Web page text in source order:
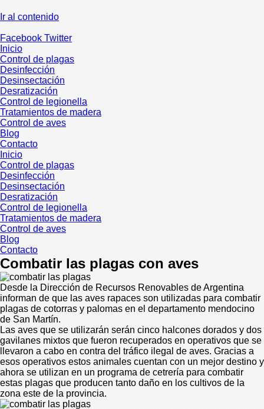
Ir al contenido
Facebook Twitter
Inicio
Control de plagas
Desinfección
Desinsectación
Desratización
Control de legionella
Tratamientos de madera
Control de aves
Blog
Contacto
Inicio
Control de plagas
Desinfección
Desinsectación
Desratización
Control de legionella
Tratamientos de madera
Control de aves
Blog
Contacto
Combatir las plagas con aves
Desde la Dirección de Recursos Renovables de Argentina
informan de que las aves rapaces son utilizadas para combatir
plagas de cotorras y palomas en el departamento mendocino
de San Martín.
Las aves que se utilizarán serán cinco halcones dorados y dos
gavilanes mixtos que fueron recuperados en operativos que se
llevaron a cabo en contra del tráfico ilegal de aves. Gracias a
esos operativos estos animales cuentan con un mejor destino y
ahora se utilizan en un programa de cetrería para combatir
estas plagas que producen tanto daño en los cultivos de la
zona este de la provincia.